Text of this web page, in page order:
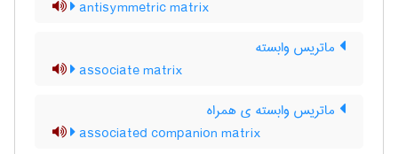
antisymmetric matrix
ماتریس وابسته
associate matrix
ماتریس وابسته ی همراه
associated companion matrix